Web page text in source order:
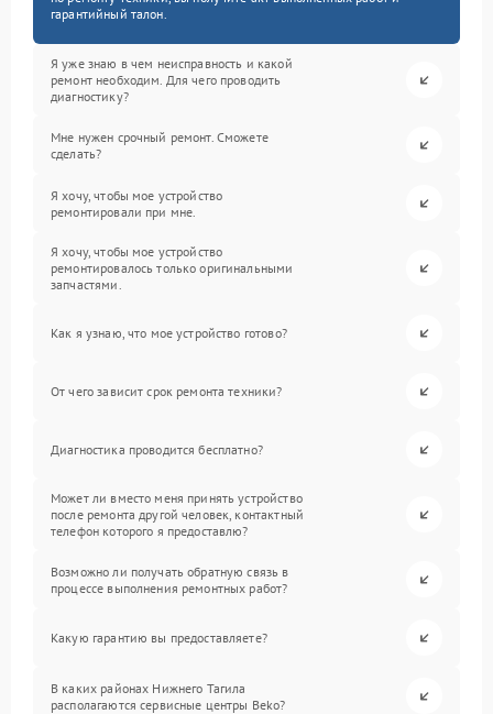
гарантийный талон.
Я уже знаю в чем неисправность и какой
ремонт необходим. Для чего проводить
диагностику?
Мне нужен срочный ремонт. Сможете
сделать?
Я хочу, чтобы мое устройство
ремонтировали при мне.
Я хочу, чтобы мое устройство
ремонтировалось только оригинальными
запчастями.
Как я узнаю, что мое устройство готово?
От чего зависит срок ремонта техники?
Диагностика проводится бесплатно?
Может ли вместо меня принять устройство
после ремонта другой человек, контактный
телефон которого я предоставлю?
Возможно ли получать обратную связь в
процессе выполнения ремонтных работ?
Какую гарантию вы предоставляете?
В каких районах Нижнего Тагила
располагаются сервисные центры Beko?